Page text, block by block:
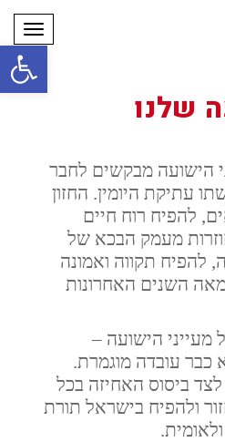
פתח
שלנו
הישועה מבקשים לחבר
עתיקת היומין. החזון
להפיח רוח חיים
מעמק הבכא של
להפיח תקווה ואמונה
השנים האחרונות
מעייני הישועה –
כבר עובדה מוגמרת.
ביסוס האחיזה בכל
ולהפיח בישראל תורת